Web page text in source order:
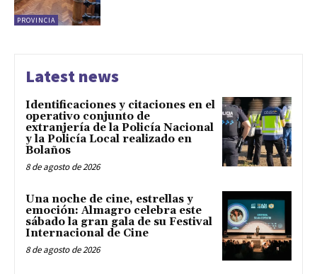
PROVINCIA
Latest news
Identificaciones y citaciones en el
operativo conjunto de
extranjería de la Policía Nacional
y la Policía Local realizado en
Bolaños
8 de agosto de 2026
Una noche de cine, estrellas y
emoción: Almagro celebra este
sábado la gran gala de su Festival
Internacional de Cine
8 de agosto de 2026